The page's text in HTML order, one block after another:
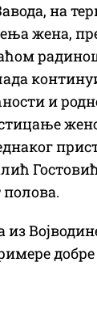
на
жена,
и
из
добре